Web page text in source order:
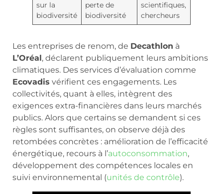
sur la
biodiversité
perte de
biodiversité
scientifiques,
chercheurs
Les entreprises de renom, de Decathlon à
L’Oréal, déclarent publiquement leurs ambitions
climatiques. Des services d’évaluation comme
Ecovadis vérifient ces engagements. Les
collectivités, quant à elles, intègrent des
exigences extra-financières dans leurs marchés
publics. Alors que certains se demandent si ces
règles sont suffisantes, on observe déjà des
retombées concrètes : amélioration de l’efficacité
énergétique, recours à l’autoconsommation,
développement des compétences locales en
suivi environnemental (unités de contrôle).